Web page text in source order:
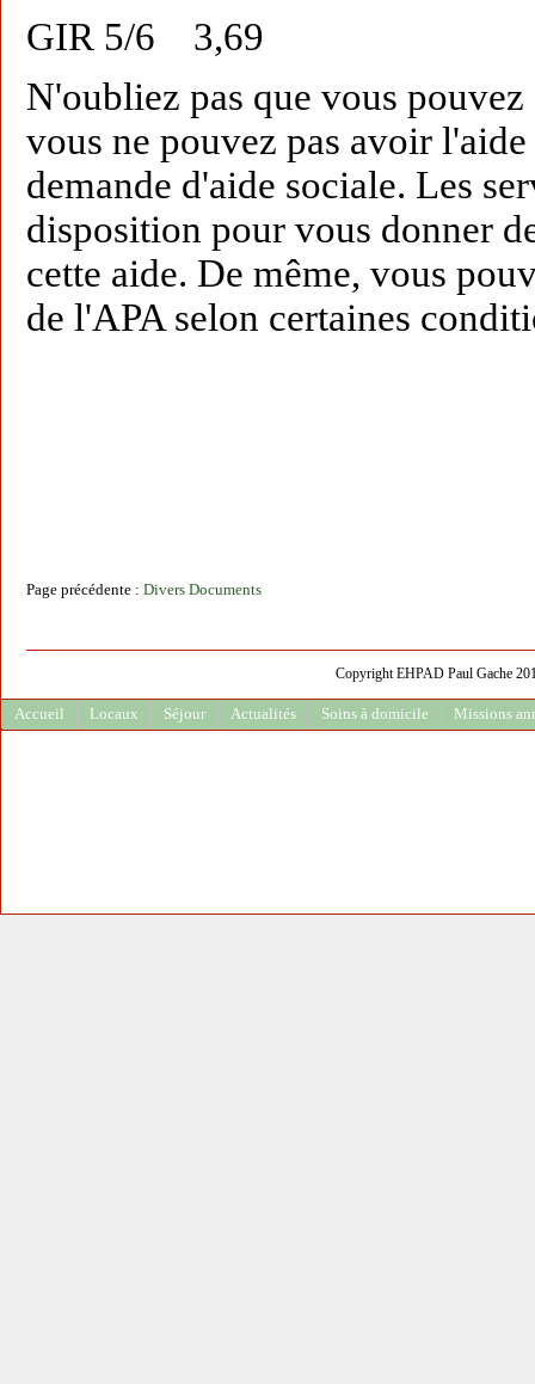
GIR 5/6 3,69
N'oubliez pas que vous
vous ne pouvez pas avoir
demande d'aide sociale. Les
disposition pour vous donner
cette aide. De même, vous
de l'APA selon certaines
Page précédente : Divers Documents
Copyright EHPAD Paul Gache
Accueil Locaux Séjour Actualités Soins à domicile Missions